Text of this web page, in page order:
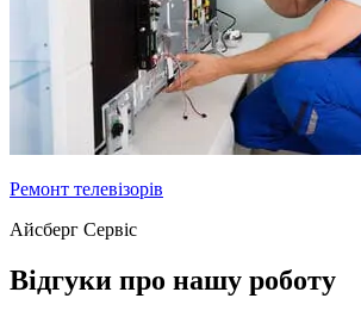
Ремонт телевізорів
Айсберг Сервіс
Відгуки про нашу роботу